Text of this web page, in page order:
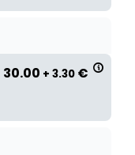
30.00 + 3.30 €